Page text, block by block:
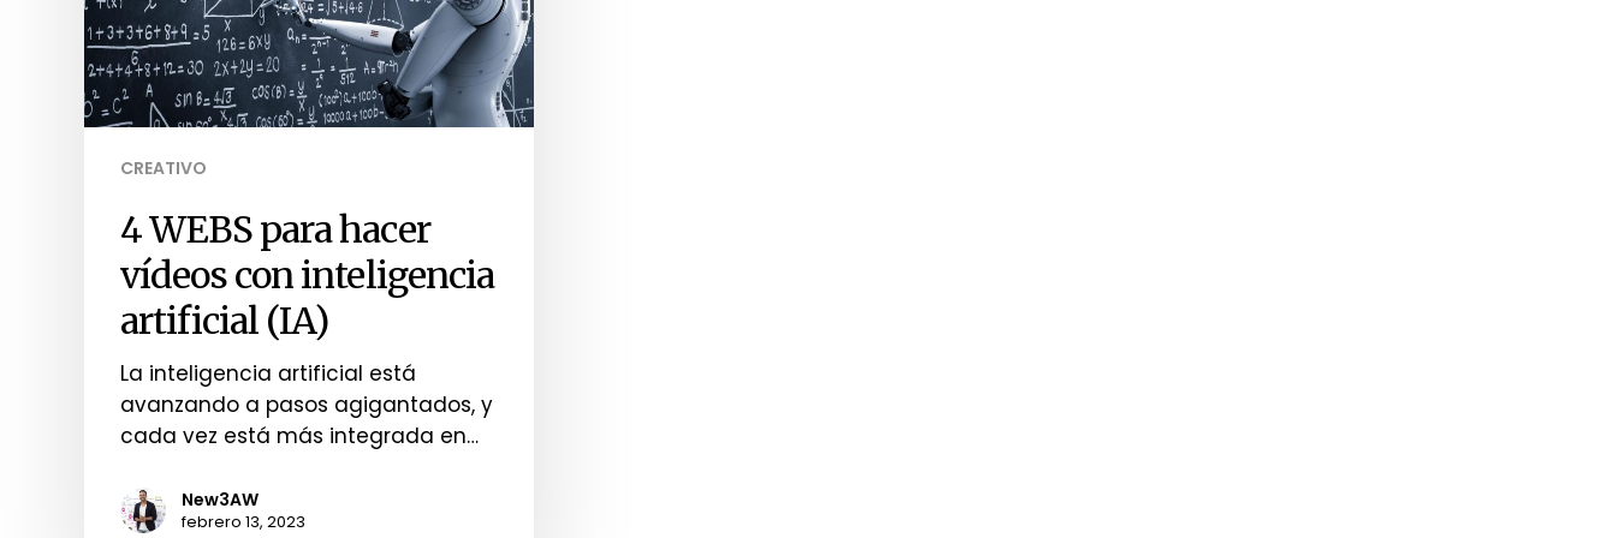
CREATIVO
4 WEBS para hacer
vídeos con inteligencia
artificial (IA)
La inteligencia artificial está
avanzando a pasos agigantados, y
cada vez está más integrada en…
New3AW
febrero 13, 2023